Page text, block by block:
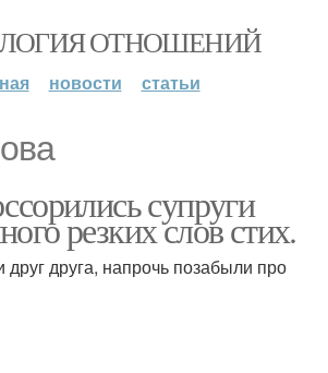
ОТНОШЕНИЙ
новости статьи
супруги
резких слов стих.
друга, напрочь позабыли про